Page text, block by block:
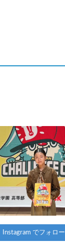
Instagram でフォロー